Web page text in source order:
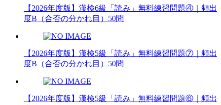
【2026年度版】漢検6級「読み」無料練習問題④｜頻出
度B（合否の分かれ目）50問
【2026年度版】漢検5級「読み」無料練習問題⑦｜頻出
度B（合否の分かれ目）50問
【2026年度版】漢検5級「読み」無料練習問題⑥｜頻出